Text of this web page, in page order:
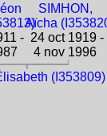
-
SIMHON,
Aïcha
24 oct 1919 -
4 nov 1996
(I353809)